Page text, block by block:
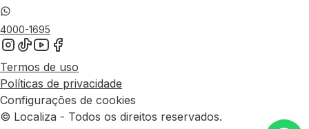
4000-1695
Termos de uso
Políticas de privacidade
Configurações de cookies
© Localiza - Todos os direitos reservados.